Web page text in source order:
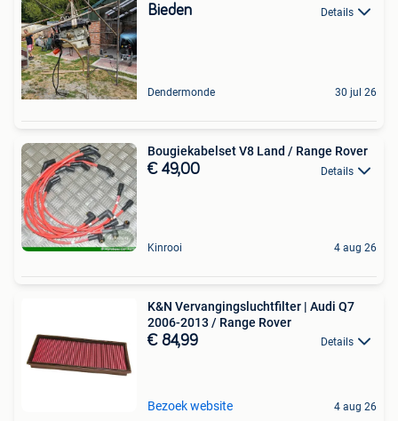
Bieden Details
Dendermonde 30 jul 26
Bougiekabelset V8 Land / Range Rover
€ 49,00 Details
Kinrooi 4 aug 26
K&N Vervangingsluchtfilter | Audi Q7
2006-2013 / Range Rover
€ 84,99 Details
Bezoek website 4 aug 26